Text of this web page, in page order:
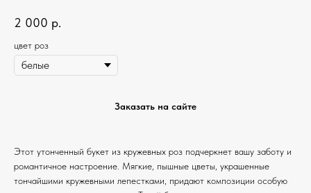
2 000 р.
цвет роз
Заказать на сайте
Этот утонченный букет из кружевных роз подчеркнет вашу заботу и
романтичное настроение. Мягкие, пышные цветы, украшенные
тончайшими кружевными лепестками, придают композиции особую